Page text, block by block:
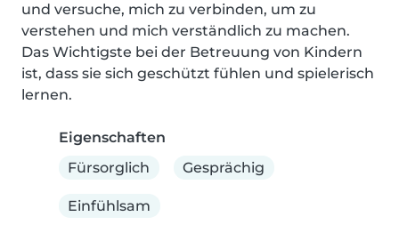
und versuche, mich zu verbinden, um zu
verstehen und mich verständlich zu machen.
Das Wichtigste bei der Betreuung von Kindern
ist, dass sie sich geschützt fühlen und spielerisch
lernen.
Eigenschaften
Fürsorglich
Gesprächig
Einfühlsam